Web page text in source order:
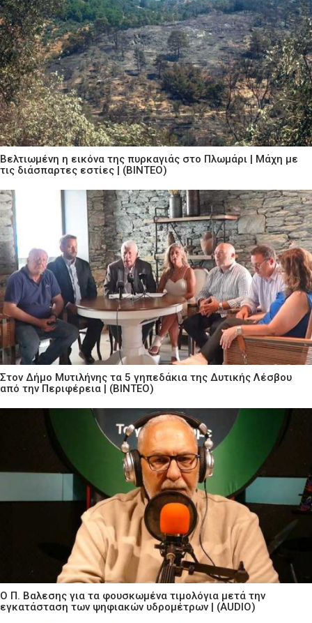
Βελτιωμένη η εικόνα της πυρκαγιάς στο Πλωμάρι | Μάχη με
τις διάσπαρτες εστίες | (ΒΙΝΤΕΟ)
Στον Δήμο Μυτιλήνης τα 5 γηπεδάκια της Δυτικής Λέσβου
από την Περιφέρεια | (ΒΙΝΤΕΟ)
Ο Π. Βαλεσης για τα φουσκωμένα τιμολόγια μετά την
εγκατάσταση των ψηφιακών υδρομέτρων | (AUDIO)